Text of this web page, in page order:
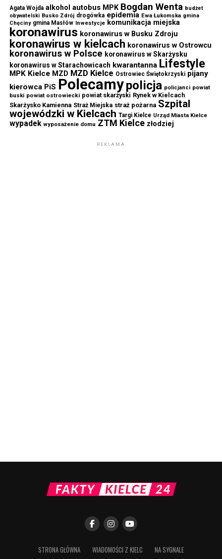
Agata Wojda alkohol autobus MPK Bogdan Wenta budżet
obywatelski Busko Zdrój drogówka epidemia Ewa Łukomska gmina
Chęciny gmina Masłów Inwestycje komunikacja miejska
koronawirus koronawirus w Busku Zdroju
koronawirus w kielcach koronawirus w Ostrowcu
koronawirus w Polsce koronawirus w Skarżysku
koronawirus w Starachowicach kwarantanna Lifestyle
MPK Kielce MZD MZD Kielce Ostrowiec Świętokrzyski pijany
kierowca PiS Polecamypolicja policjanci powiat
buski powiat ostrowiecki powiat skarżyski Rynek w Kielcach
Skarżysko Kamienna Straż Miejska straż pożarna Szpital
wojewódzki w Kielcach Targi Kielce Urząd Miasta Kielce
wypadek wyposażenie domu ZTM Kielce złodziej
REKLAMA
STRONA GŁÓWNA WIADOMOŚCI Z KIELC
NA SYGNALE